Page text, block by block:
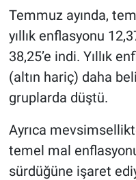
Temmuz ayında,
yıllık enflasyonu
38,25’e indi. Yıllık
(altın hariç) daha
gruplarda düştü.
Ayrıca
temel mal
sürdüğüne işaret